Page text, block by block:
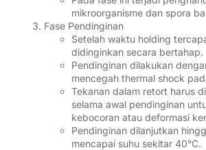
mikroorganisme dan spora
Fase Pendinginan
Setelah waktu holding
didinginkan secara bertahap.
Pendinginan dilakukan
mencegah thermal shock
Tekanan dalam retort harus
selama awal pendinginan
kebocoran atau deformasi
Pendinginan dilanjutkan
mencapai suhu sekitar 40°C.